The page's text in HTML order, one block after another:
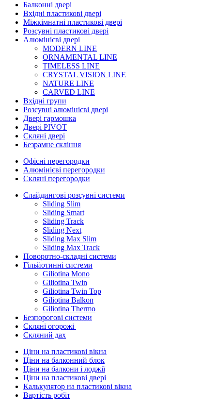
Балконні двері
Вхідні пластикові двері
Міжкімнатні пластикові двері
Розсувні пластикові двері
Алюмінієві двері
MODERN LINE
ORNAMENTAL LINE
TIMELESS LINE
CRYSTAL VISION LINE
NATURE LINE
CARVED LINE
Вхідні групи
Розсувні алюмінієві двері
Двері гармошка
Двері PIVOT
Скляні двері
Безрамне скління
Офісні перегородки
Алюмінієві перегородки
Скляні перегородки
Слайдингові розсувні системи
Sliding Slim
Sliding Smart
Sliding Track
Sliding Next
Sliding Max Slim
Sliding Max Track
Поворотно-складні системи
Гільйотинні системи
Giliotina Mono
Giliotina Twin
Giliotina Twin Top
Giliotina Balkon
Giliotina Thermo
Безпорогові системи
Скляні огорожі
Скляний дах
Ціни на пластикові вікна
Ціни на балконний блок
Ціни на балкони і лоджії
Ціни на пластикові двері
Калькулятор на пластикові вікна
Вартість робіт